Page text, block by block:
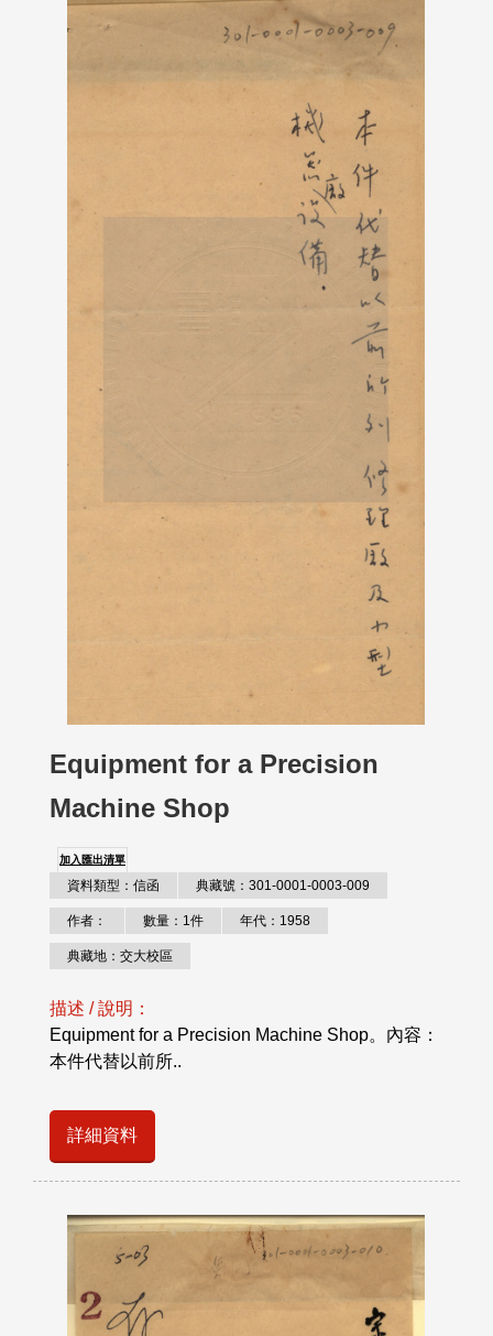
Equipment for a Precision
Machine Shop
加入匯出清單
資料類型：信函 典藏號：301-0001-0003-009
作者： 數量：1件 年代：1958
典藏地：交大校區
描述 / 說明：
Equipment for a Precision Machine Shop。內容：
本件代替以前所..
詳細資料